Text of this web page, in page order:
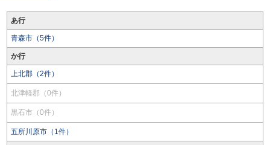
あ行
青森市（5件）
か行
上北郡（2件）
北津軽郡（0件）
黒石市（0件）
五所川原市（1件）